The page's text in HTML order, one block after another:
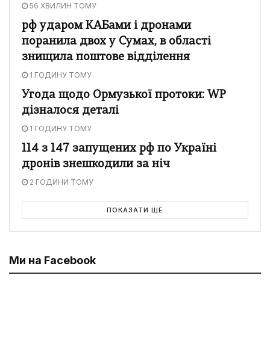
56 ХВИЛИН ТОМУ
рф ударом КАБами і дронами
поранила двох у Сумах, в області
знищила поштове відділення
1 ГОДИНУ ТОМУ
Угода щодо Ормузької протоки: WP
дізналося деталі
1 ГОДИНУ ТОМУ
114 з 147 запущених рф по Україні
дронів знешкодили за ніч
2 ГОДИНИ ТОМУ
ПОКАЗАТИ ЩЕ
Ми на Facebook